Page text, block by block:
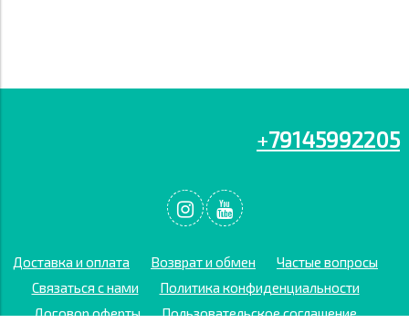
+79145992205
Доставка и оплата Возврат и обмен
Частые вопросы
Связаться с нами
Политика конфиденциальности
Договор оферты
Пользовательское соглашение